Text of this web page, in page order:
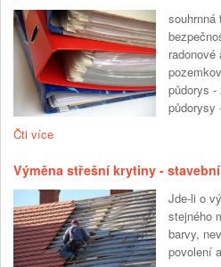
souhrnná
půdorys -
půdorysy
Čti více
Výměna střešní krytiny -
Jde-li o
stejného
barvy,
povolení